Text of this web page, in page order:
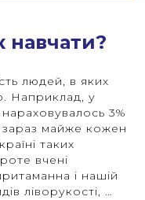
навчати?
людей, в яких
Наприклад, у
3%
зараз майже кожен
таких
вчені
і нашій
ліворукості, …